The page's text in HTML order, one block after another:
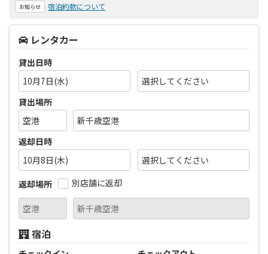
お知らせ 宿泊約款について
レンタカー
貸出日時
10月7日(水)
貸出場所
返却日時
10月8日(木)
返却場所
別店舗に返却
宿泊